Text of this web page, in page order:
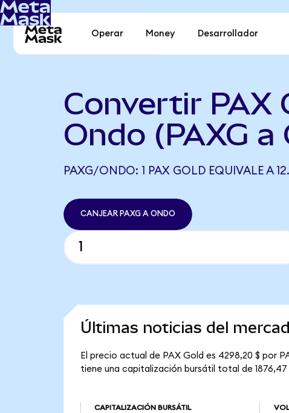
Operar Money Desarrollador
Convertir PAX
Ondo (PAXG a
PAXG/ONDO: 1 PAX GOLD EQUIVALE A
CANJEAR PAXG A ONDO
Últimas noticias del
El precio actual de PAX Gold es 4298,20 $ por
tiene una capitalización bursátil total de 1876,47
CAPITALIZACIÓN BURSÁTIL